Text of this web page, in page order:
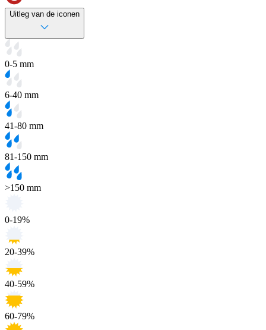
Uitleg van de iconen
0-5 mm
6-40 mm
41-80 mm
81-150 mm
>150 mm
0-19%
20-39%
40-59%
60-79%